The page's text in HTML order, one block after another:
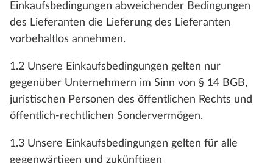
Einkaufsbedingungen abweichender Bedingungen
des Lieferanten die Lieferung des Lieferanten
vorbehaltlos annehmen.
1.2 Unsere Einkaufsbedingungen gelten nur
gegenüber Unternehmern im Sinn von § 14 BGB,
juristischen Personen des öffentlichen Rechts und
öffentlich-rechtlichen Sondervermögen.
1.3 Unsere Einkaufsbedingungen gelten für alle
gegenwärtigen und zukünftigen